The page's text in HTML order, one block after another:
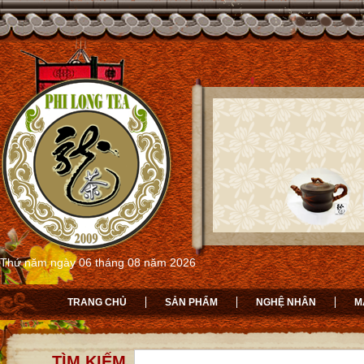
Thứ năm ngày 06 tháng 08 năm 2026
TRANG CHỦ SẢN PHẨM NGHỆ NHÂN